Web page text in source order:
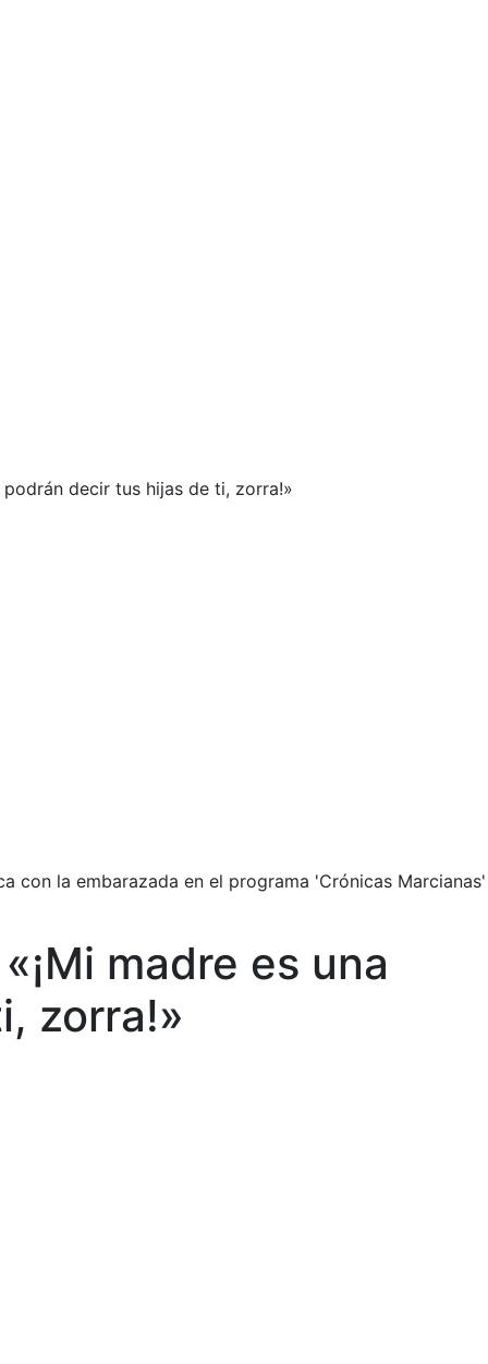
decir tus hijas de ti, zorra!»
con la embarazada en el programa 'Crónicas Marcianas'
madre es una
zorra!»